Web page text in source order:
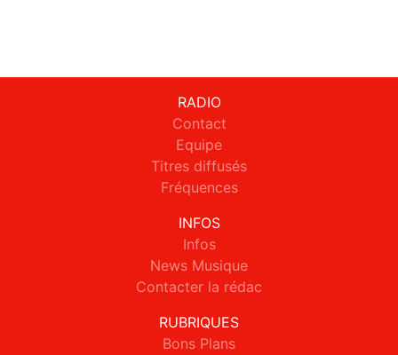
RADIO
Contact
Equipe
Titres diffusés
Fréquences
INFOS
Infos
News Musique
Contacter la rédac
RUBRIQUES
Bons Plans